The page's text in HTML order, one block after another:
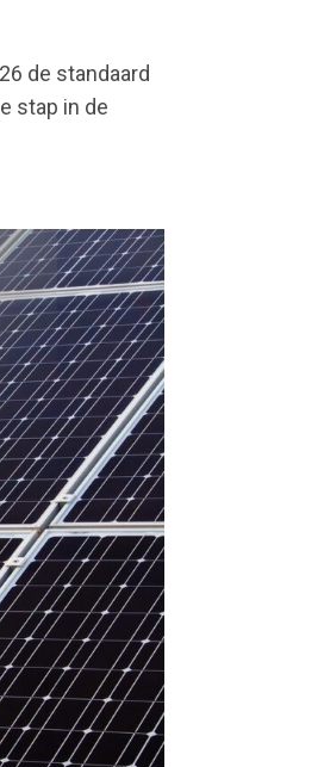
de standaard
stap in de